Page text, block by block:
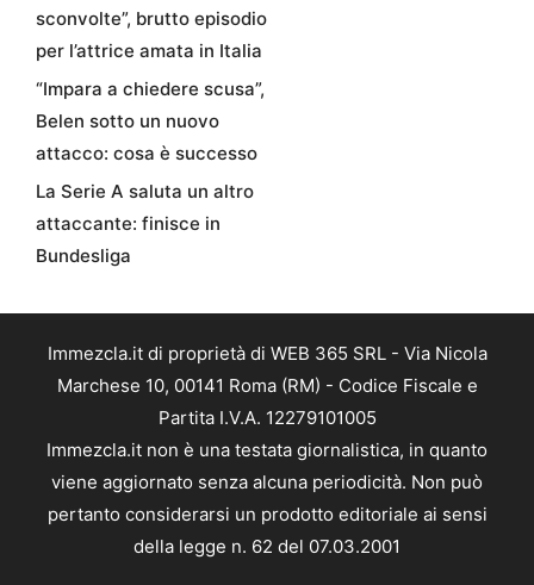
sconvolte”, brutto episodio
per l’attrice amata in Italia
“Impara a chiedere scusa”,
Belen sotto un nuovo
attacco: cosa è successo
La Serie A saluta un altro
attaccante: finisce in
Bundesliga
Immezcla.it di proprietà di WEB 365 SRL - Via Nicola
Marchese 10, 00141 Roma (RM) - Codice Fiscale e
Partita I.V.A. 12279101005
Immezcla.it non è una testata giornalistica, in quanto
viene aggiornato senza alcuna periodicità. Non può
pertanto considerarsi un prodotto editoriale ai sensi
della legge n. 62 del 07.03.2001